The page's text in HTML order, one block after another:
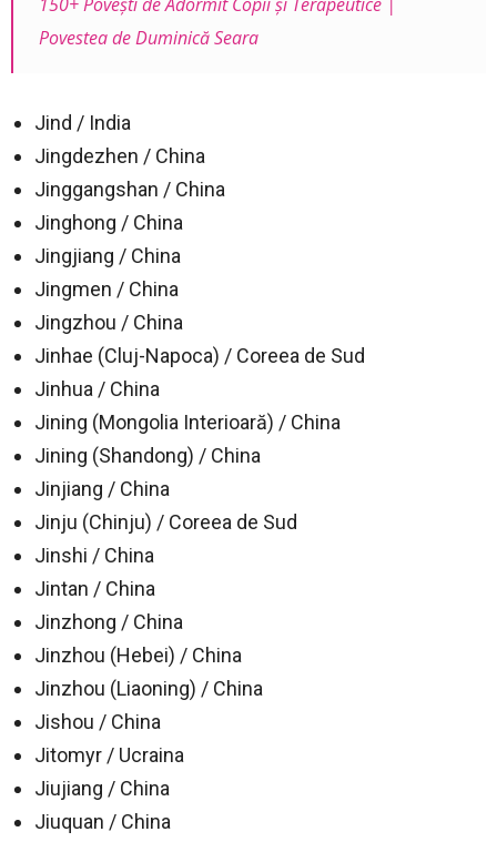
Povestea de Duminică Seara
Jind / India
Jingdezhen / China
Jinggangshan / China
Jinghong / China
Jingjiang / China
Jingmen / China
Jingzhou / China
Jinhae (Cluj-Napoca) / Coreea de Sud
Jinhua / China
Jining (Mongolia Interioară) / China
Jining (Shandong) / China
Jinjiang / China
Jinju (Chinju) / Coreea de Sud
Jinshi / China
Jintan / China
Jinzhong / China
Jinzhou (Hebei) / China
Jinzhou (Liaoning) / China
Jishou / China
Jitomyr / Ucraina
Jiujiang / China
Jiuquan / China